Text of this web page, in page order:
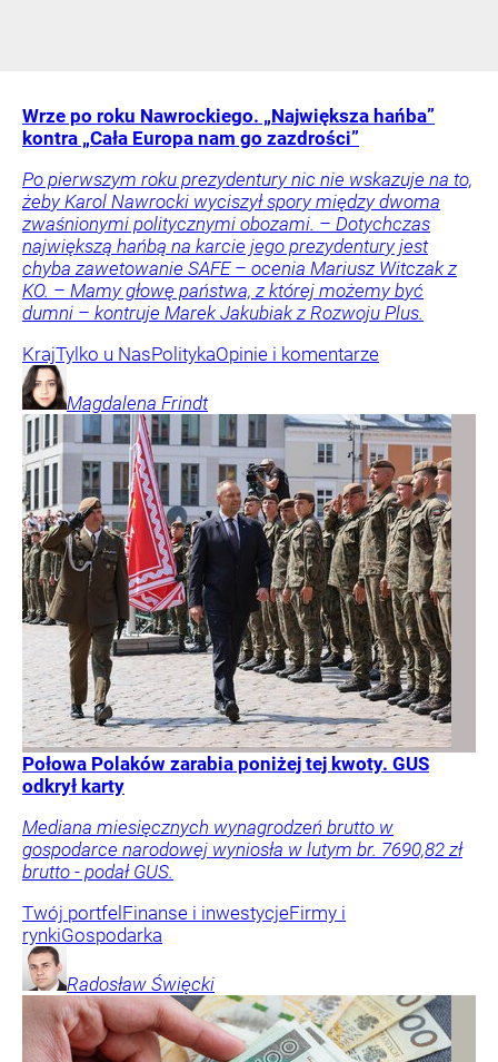
Wrze po roku Nawrockiego. „Największa hańba”
kontra „Cała Europa nam go zazdrości”
Po pierwszym roku prezydentury nic nie wskazuje na to,
żeby Karol Nawrocki wyciszył spory między dwoma
zwaśnionymi politycznymi obozami. – Dotychczas
największą hańbą na karcie jego prezydentury jest
chyba zawetowanie SAFE – ocenia Mariusz Witczak z
KO. – Mamy głowę państwa, z której możemy być
dumni – kontruje Marek Jakubiak z Rozwoju Plus.
KrajTylko u NasPolitykaOpinie i komentarze
Magdalena Frindt
Połowa Polaków zarabia poniżej tej kwoty. GUS
odkrył karty
Mediana miesięcznych wynagrodzeń brutto w
gospodarce narodowej wyniosła w lutym br. 7690,82 zł
brutto - podał GUS.
Twój portfelFinanse i inwestycjeFirmy i
rynkiGospodarka
Radosław Święcki